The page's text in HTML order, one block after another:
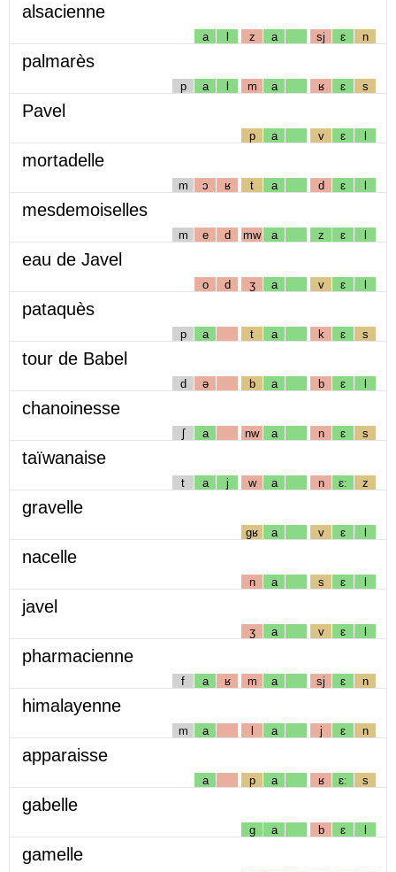
alsacienne
a l z a sj ɛ n
palmarès
p a l m a ʁ ɛ s
Pavel
p a v ɛ l
mortadelle
m ɔ ʁ t a d ɛ l
mesdemoiselles
m e d mw a z ɛ l
eau de Javel
o d ʒ a v ɛ l
pataquès
p a t a k ɛ s
tour de Babel
d ə b a b ɛ l
chanoinesse
ʃ a nw a n ɛ s
taïwanaise
t a j w a n ɛː z
gravelle
gʁ a v ɛ l
nacelle
n a s ɛ l
javel
ʒ a v ɛ l
pharmacienne
f a ʁ m a sj ɛ n
himalayenne
m a l a j ɛ n
apparaisse
a p a ʁ ɛː s
gabelle
g a b ɛ l
gamelle